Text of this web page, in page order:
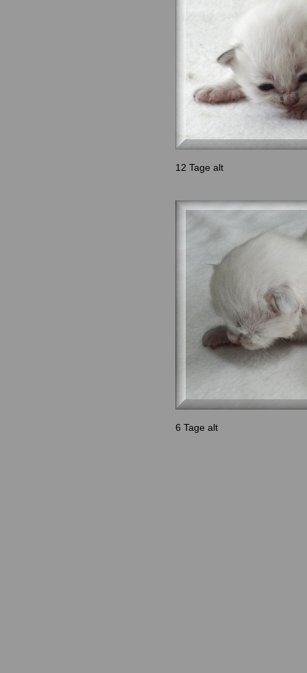
12 Tage alt
6 Tage alt